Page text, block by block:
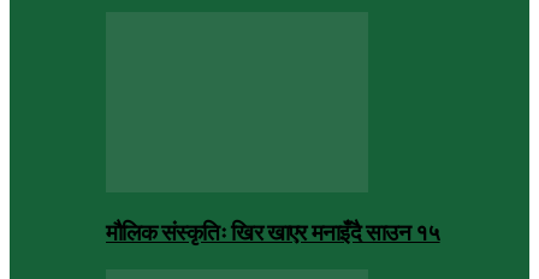
मौलिक संस्कृतिः खिर खाएर मनाइँदै साउन १५